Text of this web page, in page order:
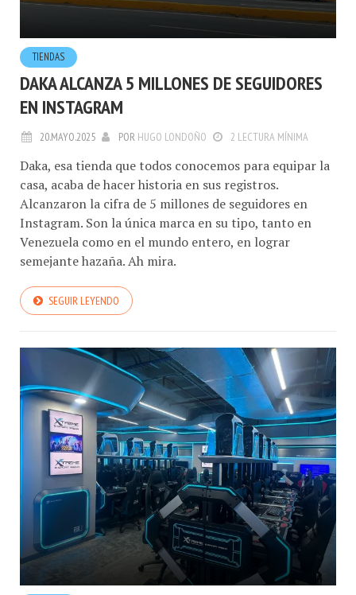
TIENDAS
DAKA ALCANZA 5 MILLONES DE SEGUIDORES
EN INSTAGRAM
20.MAYO.2025 POR HUGO LONDOÑO 2 LECTURA MÍNIMA
Daka, esa tienda que todos conocemos para equipar la
casa, acaba de hacer historia en sus registros.
Alcanzaron la cifra de 5 millones de seguidores en
Instagram. Son la única marca en su tipo, tanto en
Venezuela como en el mundo entero, en lograr
semejante hazaña. Ah mira.
SEGUIR LEYENDO